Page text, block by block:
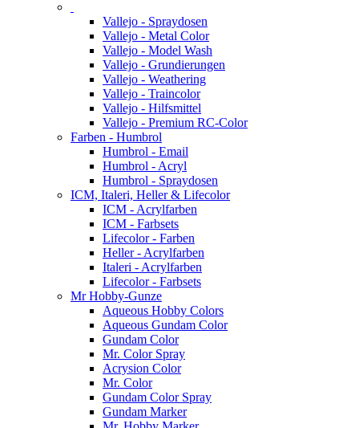
Vallejo - Spraydosen
Vallejo - Metal Color
Vallejo - Model Wash
Vallejo - Grundierungen
Vallejo - Weathering
Vallejo - Traincolor
Vallejo - Hilfsmittel
Vallejo - Premium RC-Color
Farben - Humbrol
Humbrol - Email
Humbrol - Acryl
Humbrol - Spraydosen
ICM, Italeri, Heller & Lifecolor
ICM - Acrylfarben
ICM - Farbsets
Lifecolor - Farben
Heller - Acrylfarben
Italeri - Acrylfarben
Lifecolor - Farbsets
Mr Hobby-Gunze
Aqueous Hobby Colors
Aqueous Gundam Color
Gundam Color
Mr. Color Spray
Acrysion Color
Mr. Color
Gundam Color Spray
Gundam Marker